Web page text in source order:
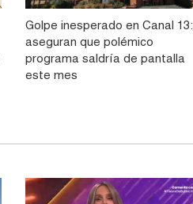
Golpe inesperado en Canal 13:
aseguran que polémico
programa saldría de pantalla
este mes